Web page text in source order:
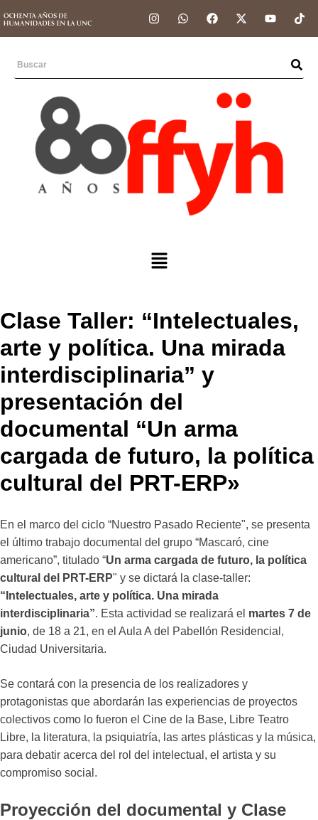
Clase Taller: “Intelectuales,
arte y política. Una mirada
interdisciplinaria” y
presentación del
documental “Un arma
cargada de futuro, la política
cultural del PRT-ERP»
En el marco del ciclo “Nuestro Pasado Reciente", se presenta
el último trabajo documental del grupo “Mascaró, cine
americano”, titulado “Un arma cargada de futuro, la política
cultural del PRT-ERP" y se dictará la clase-taller:
“Intelectuales, arte y política. Una mirada
interdisciplinaria”. Esta actividad se realizará el martes 7 de
junio, de 18 a 21, en el Aula A del Pabellón Residencial,
Ciudad Universitaria.
Se contará con la presencia de los realizadores y
protagonistas que abordarán las experiencias de proyectos
colectivos como lo fueron el Cine de la Base, Libre Teatro
Libre, la literatura, la psiquiatría, las artes plásticas y la música,
para debatir acerca del rol del intelectual, el artista y su
compromiso social.
Proyección del documental y Clase